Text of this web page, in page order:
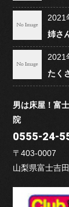
2021
姉さ
2021
たく
男は床屋！富
院
0555-24-
〒403-0007
山梨県富士吉